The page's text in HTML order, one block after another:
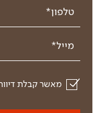
טלפון*
מייל*
מאשר קבלת